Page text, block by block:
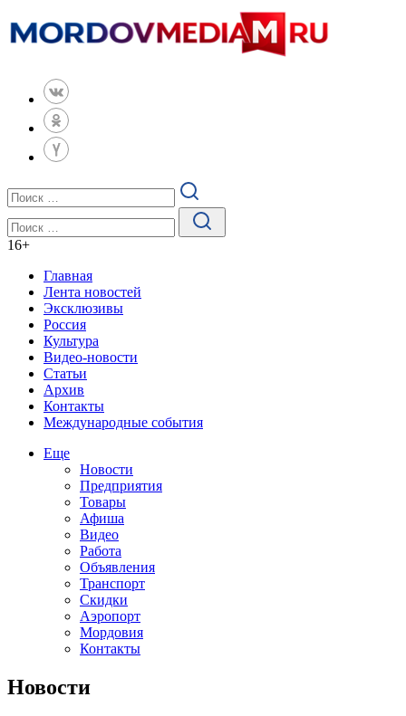
16+
Главная
Лента новостей
Эксклюзивы
Россия
Культура
Видео-новости
Статьи
Архив
Контакты
Международные события
Еще
Новости
Предприятия
Товары
Афиша
Видео
Работа
Объявления
Транспорт
Скидки
Аэропорт
Мордовия
Контакты
Новости